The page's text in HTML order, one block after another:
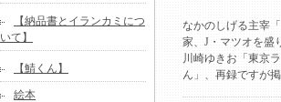
【納品書とイランカミにつ
いて】
【鯖くん】
絵本
なかのしげる主宰
家、J・マツオを盛
川崎ゆきお「東京
ん」、再録ですが